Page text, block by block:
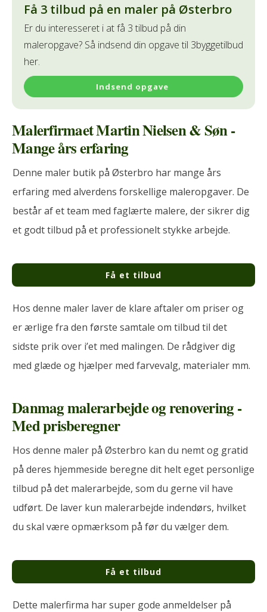
Få 3 tilbud på en maler på Østerbro
Er du interesseret i at få 3 tilbud på din
maleropgave? Så indsend din opgave til 3byggetilbud
her.
Indsend opgave
Malerfirmaet Martin Nielsen & Søn -
Mange års erfaring
Denne maler butik på Østerbro har mange års
erfaring med alverdens forskellige maleropgaver. De
består af et team med faglærte malere, der sikrer dig
et godt tilbud på et professionelt stykke arbejde.
Få et tilbud
Hos denne maler laver de klare aftaler om priser og
er ærlige fra den første samtale om tilbud til det
sidste prik over i’et med malingen. De rådgiver dig
med glæde og hjælper med farvevalg, materialer mm.
Danmag malerarbejde og renovering -
Med prisberegner
Hos denne maler på Østerbro kan du nemt og gratid
på deres hjemmeside beregne dit helt eget personlige
tilbud på det malerarbejde, som du gerne vil have
udført. De laver kun malerarbejde indendørs, hvilket
du skal være opmærksom på før du vælger dem.
Få et tilbud
Dette malerfirma har super gode anmeldelser på